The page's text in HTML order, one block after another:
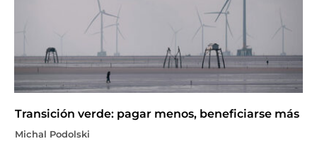
Transición verde: pagar menos, beneficiarse más
Michal Podolski